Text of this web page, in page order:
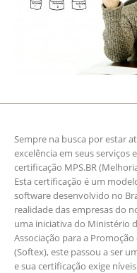
Sempre na busca por estar
excelência em seus
certificação MPS.BR
Esta certificação é um
software desenvolvido no
realidade das empresas do
uma iniciativa do Ministério
Associação para a
(Softex), este passou a ser
e sua certificação exige